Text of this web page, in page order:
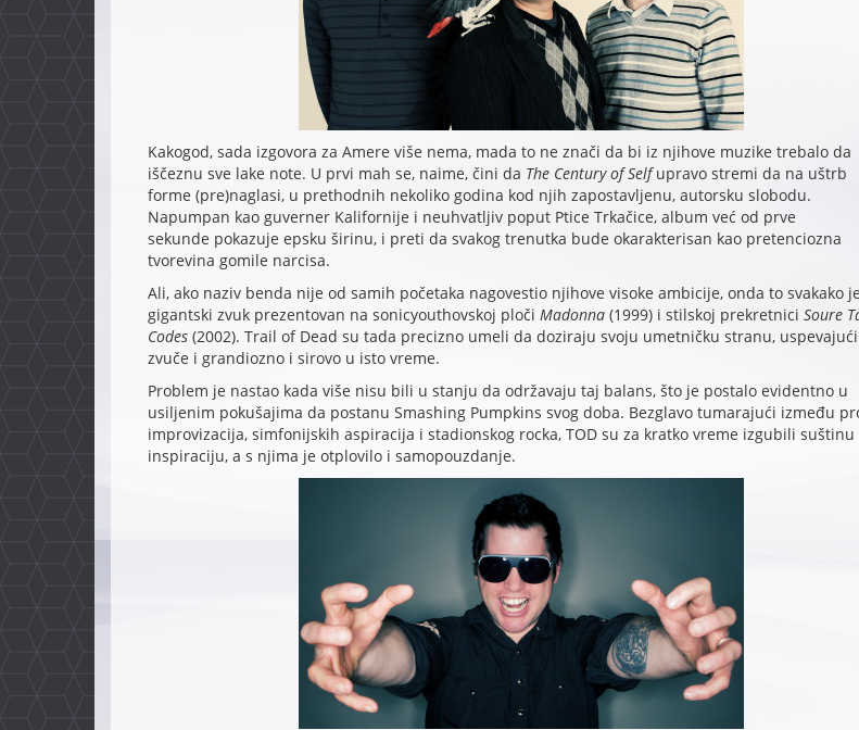
Kakogod, sada izgovora za Amere više nema, mada to ne znači da bi iz njihove muzike trebalo da
iščeznu sve lake note. U prvi mah se, naime, čini da The Century of Selfupravo stremi da na uštrb
forme (pre)naglasi, u prethodnih nekoliko godina kod njih zapostavljenu, autorsku slobodu.
Napumpan kao guverner Kalifornije i neuhvatljiv poput Ptice Trkačice, album već od prve
sekunde pokazuje epsku širinu, i preti da svakog trenutka bude okarakterisan kao pretenciozna
tvorevina gomile narcisa.
Ali, ako naziv benda nije od samih početaka nagovestio njihove visoke ambicije, onda to svakako
gigantski zvuk prezentovan na sonicyouthovskoj ploči Madonna(1999) i stilskoj prekretnici Soure
Codes(2002). Trail of Dead su tada precizno umeli da doziraju svoju umetničku stranu,
zvuče i grandiozno i sirovo u isto vreme.
Problem je nastao kada više nisu bili u stanju da održavaju taj balans, što je postalo evidentno u
usiljenim pokušajima da postanu Smashing Pumpkins svog doba. Bezglavo tumarajući između
improvizacija, simfonijskih aspiracija i stadionskog rocka, TOD su za kratko vreme izgubili suštinu
inspiraciju, a s njima je otplovilo i samopouzdanje.